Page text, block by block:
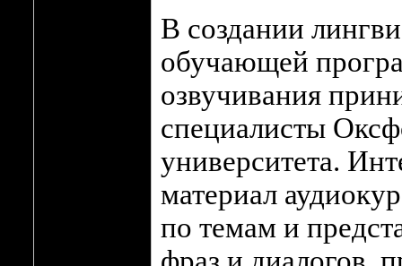
В создании
обучающей
озвучивания
специалисты
университета.
материал
по темам и